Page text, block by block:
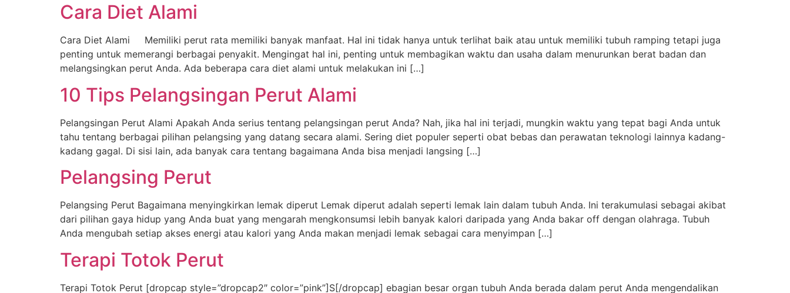
Cara Diet Alami
Cara Diet Alami Memiliki perut rata memiliki banyak manfaat. Hal ini tidak hanya untuk terlihat baik atau untuk memiliki tubuh ramping tetapi juga
penting untuk memerangi berbagai penyakit. Mengingat hal ini, penting untuk membagikan waktu dan usaha dalam menurunkan berat badan dan
melangsingkan perut Anda. Ada beberapa cara diet alami untuk melakukan ini […]
10 Tips Pelangsingan Perut Alami
Pelangsingan Perut Alami Apakah Anda serius tentang pelangsingan perut Anda? Nah, jika hal ini terjadi, mungkin waktu yang tepat bagi Anda untuk
tahu tentang berbagai pilihan pelangsing yang datang secara alami. Sering diet populer seperti obat bebas dan perawatan teknologi lainnya kadang-
kadang gagal. Di sisi lain, ada banyak cara tentang bagaimana Anda bisa menjadi langsing […]
Pelangsing Perut
Pelangsing Perut Bagaimana menyingkirkan lemak diperut Lemak diperut adalah seperti lemak lain dalam tubuh Anda. Ini terakumulasi sebagai akibat
dari pilihan gaya hidup yang Anda buat yang mengarah mengkonsumsi lebih banyak kalori daripada yang Anda bakar off dengan olahraga. Tubuh
Anda mengubah setiap akses energi atau kalori yang Anda makan menjadi lemak sebagai cara menyimpan […]
Terapi Totok Perut
Terapi Totok Perut [dropcap style=”dropcap2″ color=”pink”]S[/dropcap] ebagian besar organ tubuh Anda berada dalam perut Anda mengendalikan